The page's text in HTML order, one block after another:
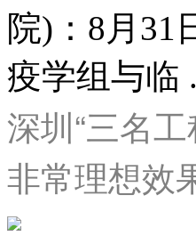
院)：8月31
疫学组与临
深圳“三名
非常理想效